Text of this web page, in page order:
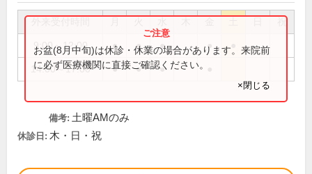
祝
9:00～12:00 ● ● ● ●
14:00～17:00 ● ● ●
お盆(8月中旬)は休診・休業の場合があります。来院前
に必ず医療機関に直接ご確認ください。
×閉じる
備考: 土曜AMのみ
休診日: 木・日・祝